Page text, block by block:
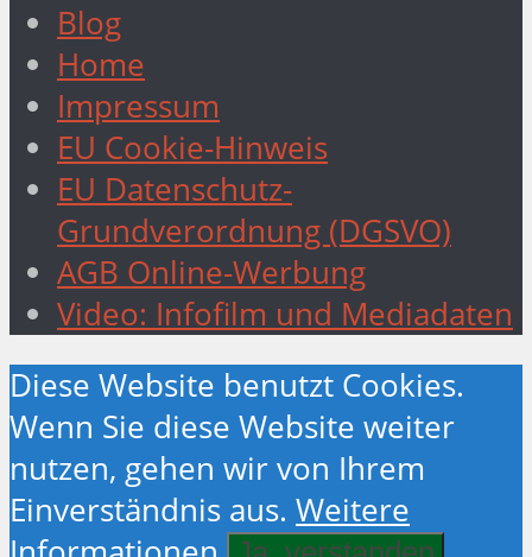
Blog
Home
Impressum
EU Cookie-Hinweis
EU Datenschutz-
Grundverordnung (DGSVO)
AGB Online-Werbung
Video: Infofilm und Mediadaten
Diese Website benutzt Cookies.
Wenn Sie diese Website weiter
nutzen, gehen wir von Ihrem
Einverständnis aus. Weitere